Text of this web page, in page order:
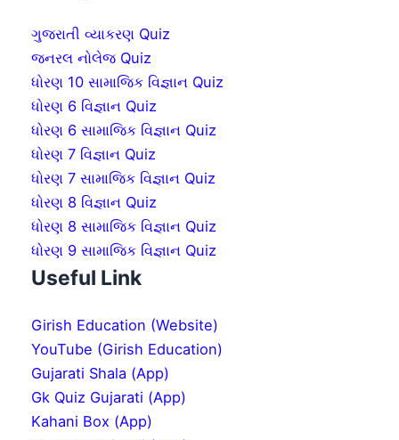
ગુજરાતી વ્યાકરણ Quiz
જનરલ નોલેજ Quiz
ધોરણ 10 સામાજિક વિજ્ઞાન Quiz
ધોરણ 6 વિજ્ઞાન Quiz
ધોરણ 6 સામાજિક વિજ્ઞાન Quiz
ધોરણ 7 વિજ્ઞાન Quiz
ધોરણ 7 સામાજિક વિજ્ઞાન Quiz
ધોરણ 8 વિજ્ઞાન Quiz
ધોરણ 8 સામાજિક વિજ્ઞાન Quiz
ધોરણ 9 સામાજિક વિજ્ઞાન Quiz
Useful Link
Girish Education (Website)
YouTube (Girish Education)
Gujarati Shala (App)
Gk Quiz Gujarati (App)
Kahani Box (App)